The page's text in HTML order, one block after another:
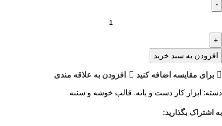
افزودن به سبد خرید
برای مقایسه اضافه کنید افزودن به علاقه مندی
دسته: ابزار کار دست و پایه, قالب خوشه و سنبه
به اشتراک بگذارید: